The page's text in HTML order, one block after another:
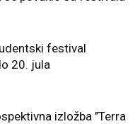
festival
20. jula
izložba ’’Terra